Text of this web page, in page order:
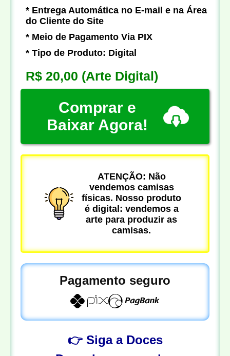
* Entrega Automática no E-mail e na Área
do Cliente do Site
* Meio de Pagamento Via PIX
* Tipo de Produto: Digital
R$ 20,00 (Arte Digital)
Comprar e
Baixar Agora!
ATENÇÃO: Não
vendemos camisas
físicas. Nosso produto
é digital: vendemos a
arte para produzir as
camisas.
Pagamento seguro
👉 Siga a Doces